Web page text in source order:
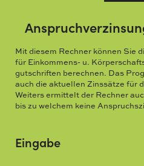
Mit diesem Rechner können Sie
für Einkommens- u.
gutschriften berechnen. Das
auch die aktuellen Zinssätze für
Weiters ermittelt der Rechner
bis zu welchem keine
Eingabe